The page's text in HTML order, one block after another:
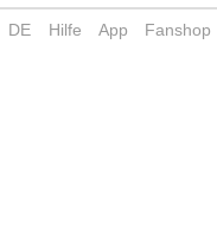
DE Hilfe App Fanshop